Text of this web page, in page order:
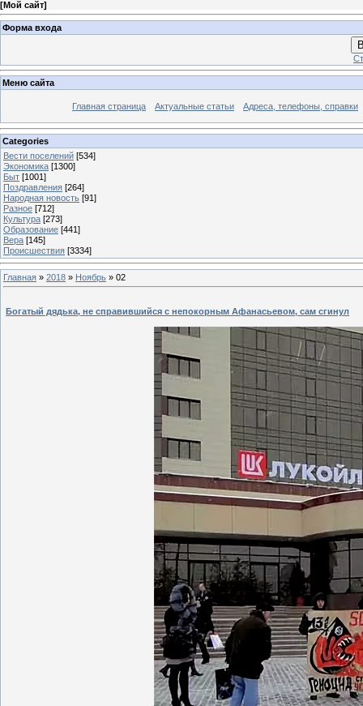
[Мой сайт]
Форма входа
Меню сайта
Главная страница Актуальные статьи Адреса, телефоны, справки
Categories
Вести поселений [534]
Экономика [1300]
Быт [1001]
Поздравления [264]
Народная новость [91]
Разное [712]
Культура [273]
Образование [441]
Вера [145]
Происшествия [3334]
Главная » 2018 » Ноябрь » 02
Богатый дядька, не справившийся с непокорным Афанасьевом, сам сгинул